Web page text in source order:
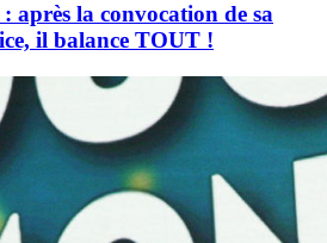
après la convocation de sa
il balance TOUT !